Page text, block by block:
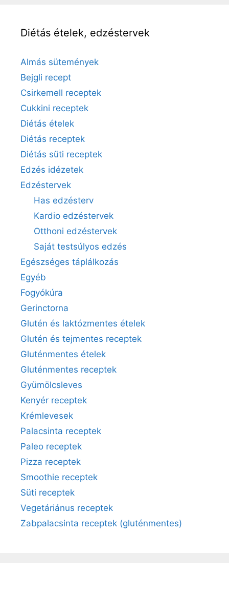
Diétás ételek, edzéstervek
Almás sütemények
Bejgli recept
Csirkemell receptek
Cukkini receptek
Diétás ételek
Diétás receptek
Diétás süti receptek
Edzés idézetek
Edzéstervek
Has edzésterv
Kardio edzéstervek
Otthoni edzéstervek
Saját testsúlyos edzés
Egészséges táplálkozás
Egyéb
Fogyókúra
Gerinctorna
Glutén és laktózmentes ételek
Glutén és tejmentes receptek
Gluténmentes ételek
Gluténmentes receptek
Gyümölcsleves
Kenyér receptek
Krémlevesek
Palacsinta receptek
Paleo receptek
Pizza receptek
Smoothie receptek
Süti receptek
Vegetáriánus receptek
Zabpalacsinta receptek (gluténmentes)